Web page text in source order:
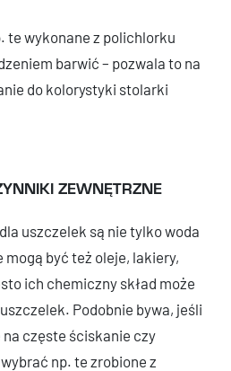
te wykonane z polichlorku
barwić – pozwala to na
do kolorystyki stolarki
ZEWNĘTRZNE
uszczelek są nie tylko woda
mogą być też oleje, lakiery,
ich chemiczny skład może
Podobnie bywa, jeśli
częste ściskanie czy
np. te zrobione z